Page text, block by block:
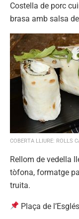
Costella de porc
brasa amb salsa
COBERTA LLIURE: ROLLS
Rellom de vedella
tòfona, formatge
truita.
Plaça de